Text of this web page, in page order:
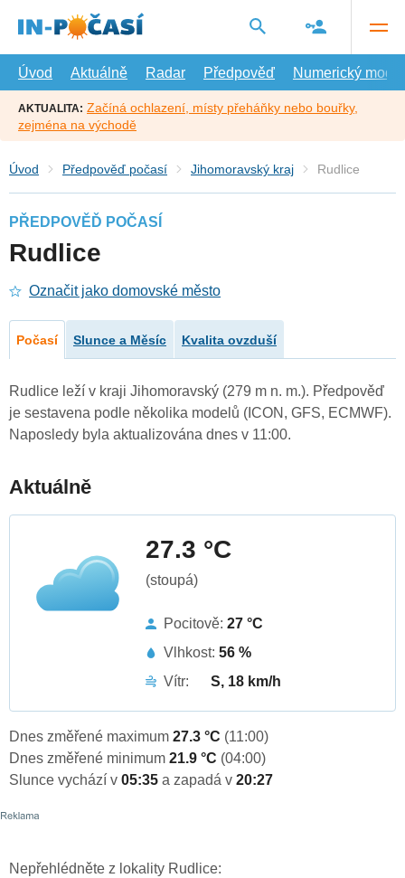
hlavní
Úvod
Aktuálně Radar Předpověď Numerický model
AKTUALITA: Začíná ochlazení, místy přeháňky nebo bouřky,
zejména na východě
Úvod Předpověď počasí Jihomoravský kraj Rudlice
PŘEDPOVĚĎ POČASÍ
Rudlice
Označit jako domovské město
Počasí Slunce a Měsíc Kvalita ovzduší
Rudlice leží v kraji Jihomoravský (279 m n. m.). Předpověď
je sestavena podle několika modelů (ICON, GFS, ECMWF).
Naposledy byla aktualizována dnes v 11:00.
Aktuálně
27.3 °C
(stoupá)
Pocitově: 27 °C
Vlhkost: 56 %
Vítr:
S, 18 km/h
Dnes změřené maximum 27.3 °C (11:00)
Dnes změřené minimum 21.9 °C (04:00)
Slunce vychází v 05:35 a zapadá v 20:27
Nepřehlédněte z lokality Rudlice: